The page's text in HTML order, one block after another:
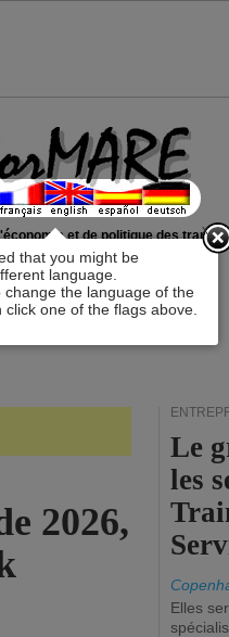
that you might be
language.
change the language of the
click one of the flags above.
x
et de politique des
2026,
Le
les
Elles